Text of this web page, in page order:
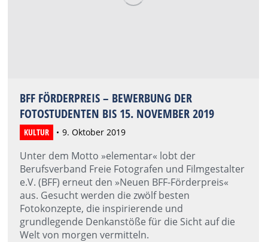
BFF FÖRDERPREIS – BEWERBUNG DER
FOTOSTUDENTEN BIS 15. NOVEMBER 2019
KULTUR 9. Oktober 2019
Unter dem Motto »elementar« lobt der
Berufsverband Freie Fotografen und Filmgestalter
e.V. (BFF) erneut den »Neuen BFF-Förderpreis«
aus. Gesucht werden die zwölf besten
Fotokonzepte, die inspirierende und
grundlegende Denkanstöße für die Sicht auf die
Welt von morgen vermitteln.